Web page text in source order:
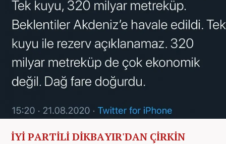
İYİ PARTİLİ DİKBAYIR'DAN ÇİRKİN